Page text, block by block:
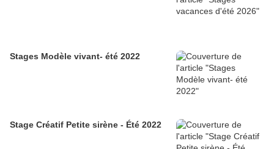
Stages Modèle vivant- été 2022
Stage Créatif Petite sirène - Été 2022